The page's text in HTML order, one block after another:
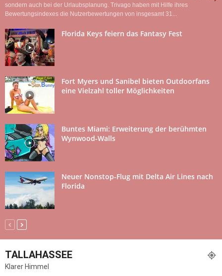
sondern auch bei der Urlaubsplanung. Trivago haben mit Hilfe ihres
Bewertungsindexes die Nutzerbewertungen von insgesamt 31...
Florida Keys feiern das Fantasy Fest
Fort Myers und Sanibel bieten Outdoorfans
eine Vielzahl toller Möglichkeiten
Buntes Miami: Erweiterung der berühmten
Wynwood-Walls
Neuer Nonstop-Flug mit Delta Air Lines nach
Florida
TALLAHASSEE
Klarer Himmel